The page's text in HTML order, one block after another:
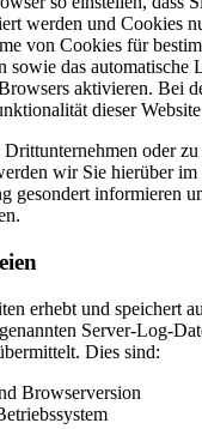
werden und Cookies
von Cookies für
sowie das automatische
aktivieren. Bei
dieser
oder
wir Sie hierüber im
gesondert informieren
erhebt und speichert
Server-Log-
Dies sind:
Browserversion